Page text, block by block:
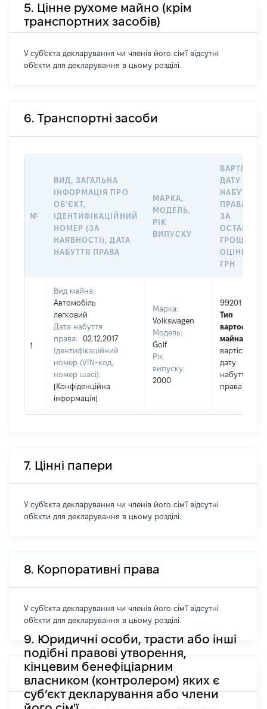
5. Цінне рухоме майно (крім
транспортних засобів)
У суб'єкта декларування чи членів його сім'ї відсутні
об'єкти для декларування в цьому розділі.
6. Транспортні засоби
№
ВИД, ЗАГАЛЬНА
ІНФОРМАЦІЯ ПРО
ОБʼЄКТ,
ІДЕНТИФІКАЦІЙНИЙ
НОМЕР (ЗА
НАЯВНОСТІ), ДАТА
НАБУТТЯ ПРАВА
МАРКА,
МОДЕЛЬ,
РІК
ВИПУСКУ
ВАРТІСТЬ
ДАТУ
НАБУТТЯ
ПРАВА АБО
ЗА
ОЦІНКОЮ,
ГРН
1
Вид майна:
Автомобіль
легковий
Дата набуття
права:
02.12.2017
Ідентифікаційний
номер (VIN-код,
номер шасі):
[Конфіденційна
інформація]
Марка:
Volkswagen
Модель:
Golf
Рік
випуску:
2000
99201
Тип
вартості
майна:
вартість на
дату
набуття
права
7. Цінні папери
У суб'єкта декларування чи членів його сім'ї відсутні
об'єкти для декларування в цьому розділі.
8. Корпоративні права
У суб'єкта декларування чи членів його сім'ї відсутні
об'єкти для декларування в цьому розділі.
9. Юридичні особи, трасти або інші
подібні правові утворення,
кінцевим бенефіціарним
власником (контролером) яких є
суб’єкт декларування або члени